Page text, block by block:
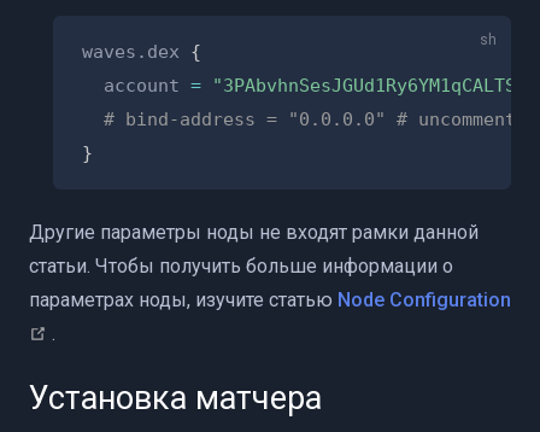
waves.dex {
  account
=
# bind-address = "0.0.0.0" #
}
Другие параметры ноды не входят рамки данной
статьи. Чтобы получить больше информации о
параметрах ноды, изучите статью Node Configuration
.
Установка матчера